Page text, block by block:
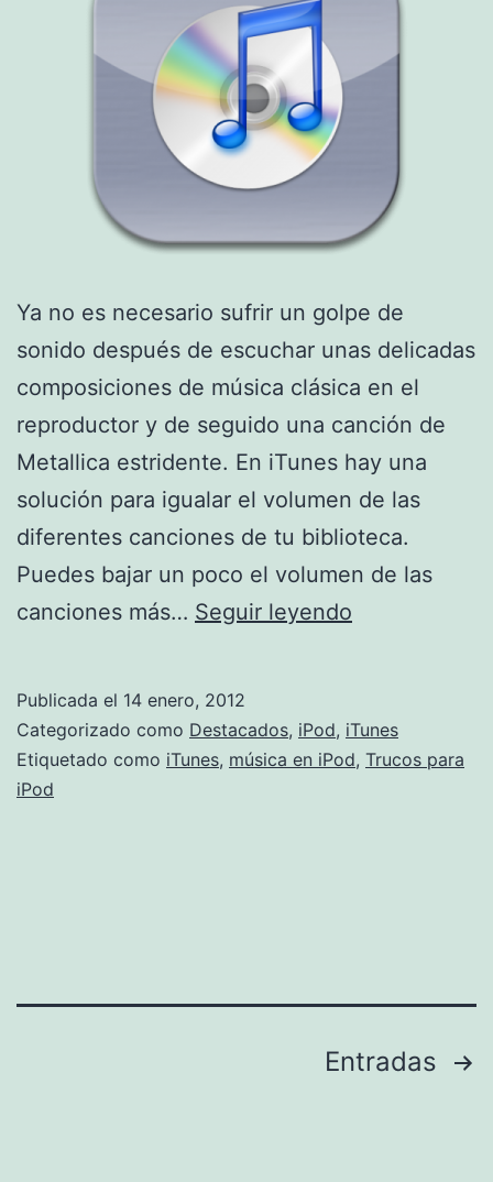
Ya no es necesario sufrir un golpe de
sonido después de escuchar unas delicadas
composiciones de música clásica en el
reproductor y de seguido una canción de
Metallica estridente. En iTunes hay una
solución para igualar el volumen de las
diferentes canciones de tu biblioteca.
Puedes bajar un poco el volumen de las
canciones más… Seguir leyendo
de
las
Publicada el 14 enero, 2012
Categorizado como Destacados, iPod, iTunes
Etiquetado como iTunes, música en iPod, Trucos para
iPod
Entradas